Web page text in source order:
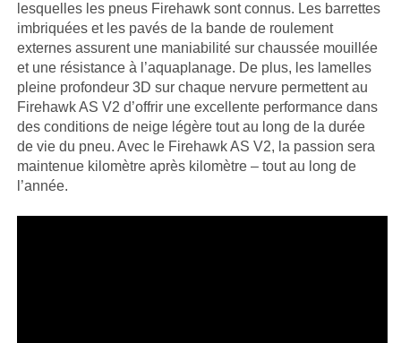
lesquelles les pneus Firehawk sont connus. Les barrettes
imbriquées et les pavés de la bande de roulement
externes assurent une maniabilité sur chaussée mouillée
et une résistance à l’aquaplanage. De plus, les lamelles
pleine profondeur 3D sur chaque nervure permettent au
Firehawk AS V2 d’offrir une excellente performance dans
des conditions de neige légère tout au long de la durée
de vie du pneu. Avec le Firehawk AS V2, la passion sera
maintenue kilomètre après kilomètre – tout au long de
l’année.